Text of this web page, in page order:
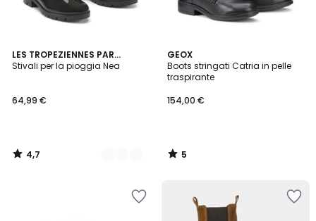
LES TROPEZIENNES PAR
M.BELARBI
Stivali per la pioggia Nea
64,99 €
4,7
/ 5
3
Colori
4,7
/
GEOX
Boots stringati Catria in pelle
traspirante
154,00 €
5
/
5
5
/